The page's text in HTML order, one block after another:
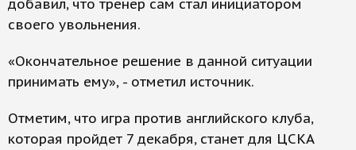
добавил, что тренер сам стал инициатором
своего увольнения.
«Окончательное решение в данной ситуации
принимать ему», - отметил источник.
Отметим, что игра против английского клуба,
которая пройдет 7 декабря, станет для ЦСКА